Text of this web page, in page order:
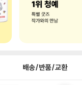
배송/반품/교환